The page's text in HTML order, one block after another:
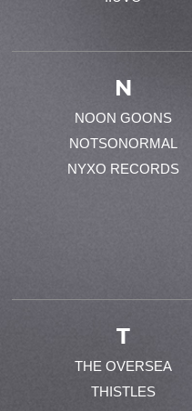
N
NOON GOONS
NOTSONORMAL
NYXO RECORDS
T
THE OVERSEA
THISTLES